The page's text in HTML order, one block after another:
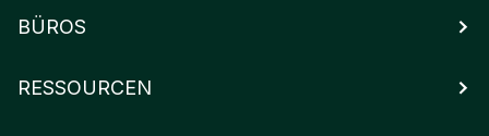
BÜROS
RESSOURCEN